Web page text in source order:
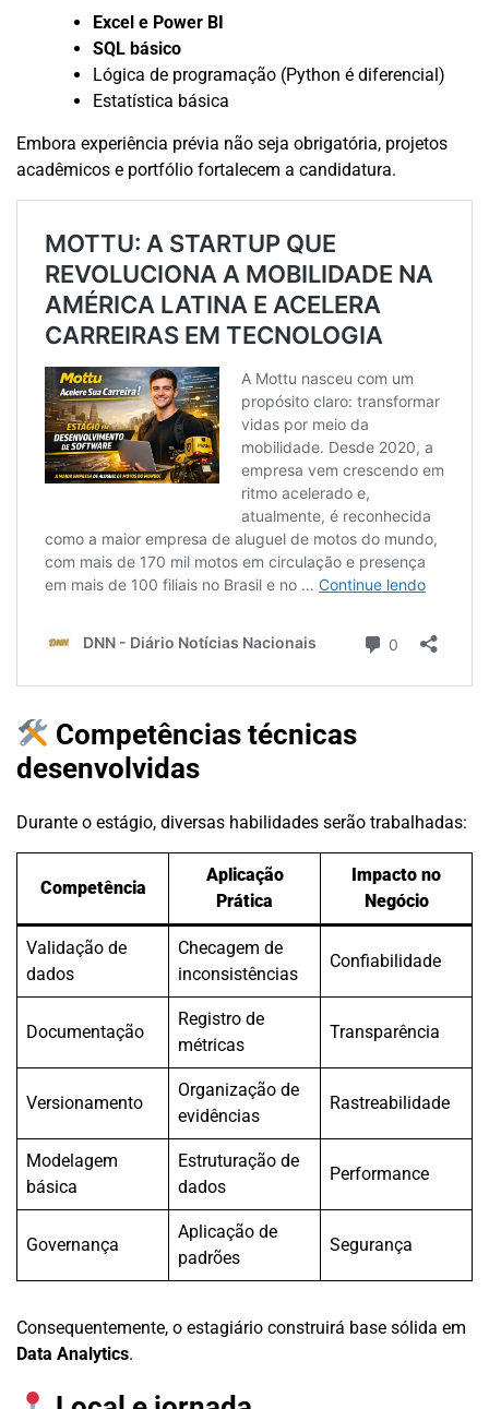
Excel e Power BI
SQL básico
Lógica de programação (Python é diferencial)
Estatística básica
Embora experiência prévia não seja obrigatória, projetos
acadêmicos e portfólio fortalecem a candidatura.
Competências técnicas
desenvolvidas
Durante o estágio, diversas habilidades serão trabalhadas:
Competência
Aplicação
Prática
Impacto no
Negócio
Validação de
dados
Checagem de
inconsistências
Confiabilidade
Documentação
Registro de
métricas
Transparência
Versionamento
Organização de
evidências
Rastreabilidade
Modelagem
básica
Estruturação de
dados
Performance
Governança
Aplicação de
padrões
Segurança
Consequentemente, o estagiário construirá base sólida em
Data Analytics.